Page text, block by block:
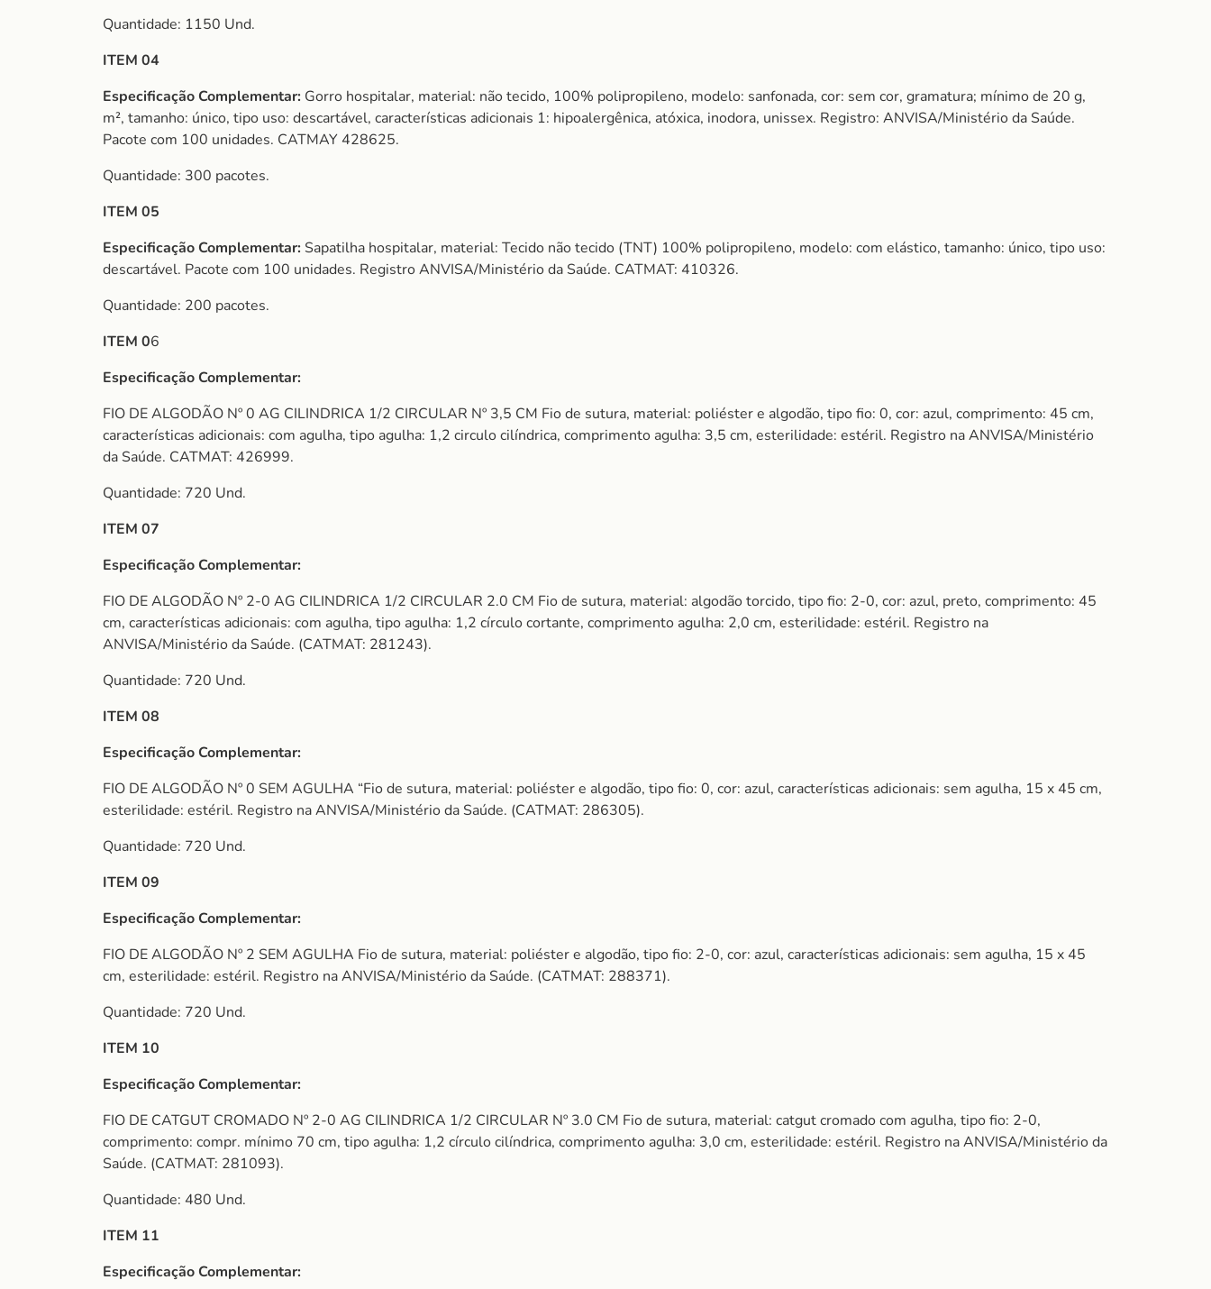
Quantidade: 1150 Und.
ITEM 04
Especificação Complementar: Gorro hospitalar, material: não tecido, 100% polipropileno, modelo: sanfonada, cor: sem cor, gramatura; mínimo de 20 g,
m², tamanho: único, tipo uso: descartável, características adicionais 1: hipoalergênica, atóxica, inodora, unissex. Registro: ANVISA/Ministério da Saúde.
Pacote com 100 unidades. CATMAY 428625.
Quantidade: 300 pacotes.
ITEM 05
Especificação Complementar: Sapatilha hospitalar, material: Tecido não tecido (TNT) 100% polipropileno, modelo: com elástico, tamanho: único, tipo uso:
descartável. Pacote com 100 unidades. Registro ANVISA/Ministério da Saúde. CATMAT: 410326.
Quantidade: 200 pacotes.
ITEM 06
Especificação Complementar:
FIO DE ALGODÃO Nº 0 AG CILINDRICA 1/2 CIRCULAR Nº 3,5 CM Fio de sutura, material: poliéster e algodão, tipo fio: 0, cor: azul, comprimento: 45 cm,
características adicionais: com agulha, tipo agulha: 1,2 circulo cilíndrica, comprimento agulha: 3,5 cm, esterilidade: estéril. Registro na ANVISA/Ministério
da Saúde. CATMAT: 426999.
Quantidade: 720 Und.
ITEM 07
Especificação Complementar:
FIO DE ALGODÃO Nº 2-0 AG CILINDRICA 1/2 CIRCULAR 2.0 CM Fio de sutura, material: algodão torcido, tipo fio: 2-0, cor: azul, preto, comprimento: 45
cm, características adicionais: com agulha, tipo agulha: 1,2 círculo cortante, comprimento agulha: 2,0 cm, esterilidade: estéril. Registro na
ANVISA/Ministério da Saúde. (CATMAT: 281243).
Quantidade: 720 Und.
ITEM 08
Especificação Complementar:
FIO DE ALGODÃO Nº 0 SEM AGULHA “Fio de sutura, material: poliéster e algodão, tipo fio: 0, cor: azul, características adicionais: sem agulha, 15 x 45 cm,
esterilidade: estéril. Registro na ANVISA/Ministério da Saúde. (CATMAT: 286305).
Quantidade: 720 Und.
ITEM 09
Especificação Complementar:
FIO DE ALGODÃO Nº 2 SEM AGULHA Fio de sutura, material: poliéster e algodão, tipo fio: 2-0, cor: azul, características adicionais: sem agulha, 15 x 45
cm, esterilidade: estéril. Registro na ANVISA/Ministério da Saúde. (CATMAT: 288371).
Quantidade: 720 Und.
ITEM 10
Especificação Complementar:
FIO DE CATGUT CROMADO Nº 2-0 AG CILINDRICA 1/2 CIRCULAR Nº 3.0 CM Fio de sutura, material: catgut cromado com agulha, tipo fio: 2-0,
comprimento: compr. mínimo 70 cm, tipo agulha: 1,2 círculo cilíndrica, comprimento agulha: 3,0 cm, esterilidade: estéril. Registro na ANVISA/Ministério da
Saúde. (CATMAT: 281093).
Quantidade: 480 Und.
ITEM 11
Especificação Complementar: